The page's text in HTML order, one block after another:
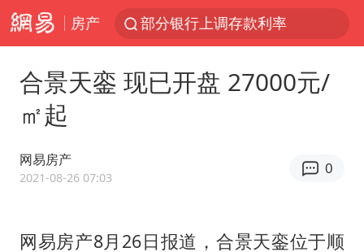
房产
小沈阳加盟《披荆斩棘》
朱一龙的鼻子怎么了
上海地铁4条线路全线停运
4.2平卫生间补漏注胶花1.55万
合景天銮 现已开盘 27000元/
㎡起
网易房产
2021-08-26 07:03
0
网易房产8月26日报道，合景天銮位于顺